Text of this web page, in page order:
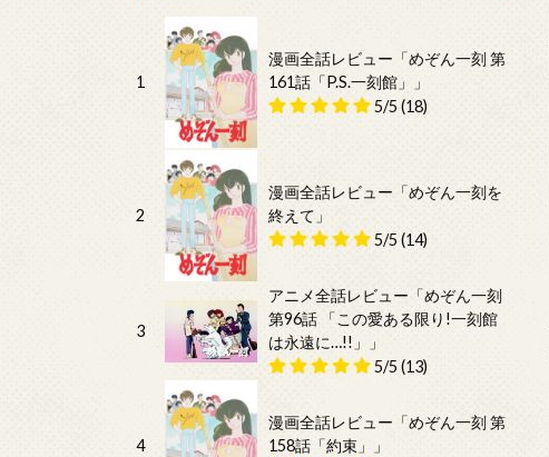
1
漫画全話レビュー「めぞん一刻 第
161話「P.S.一刻館」」
5/5 (18)
2
漫画全話レビュー「めぞん一刻を
終えて」
5/5 (14)
3
アニメ全話レビュー「めぞん一刻
第96話 「この愛ある限り!一刻館
は永遠に…!!」」
5/5 (13)
4
漫画全話レビュー「めぞん一刻 第
158話「約束」」